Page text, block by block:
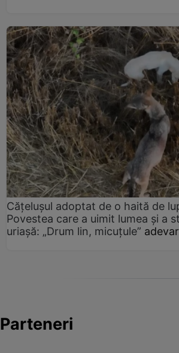
Cățelușul adoptat de o haită de
Povestea care a uimit lumea și a
uriașă: „Drum lin, micuțule”
Parteneri